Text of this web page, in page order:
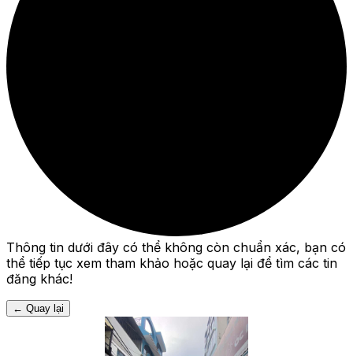
Thông tin dưới đây có thể không còn chuẩn xác, bạn có
thể tiếp tục xem tham khảo hoặc quay lại để tìm các tin
đăng khác!
← Quay lại